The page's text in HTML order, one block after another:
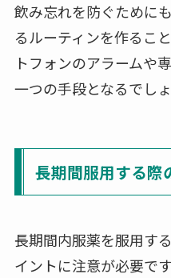
飲み忘れを防ぐために
るルーティンを作るこ
トフォンのアラームや
一つの手段となるでしょ
長期間服用する際
長期間内服薬を服用す
イントに注意が必要です